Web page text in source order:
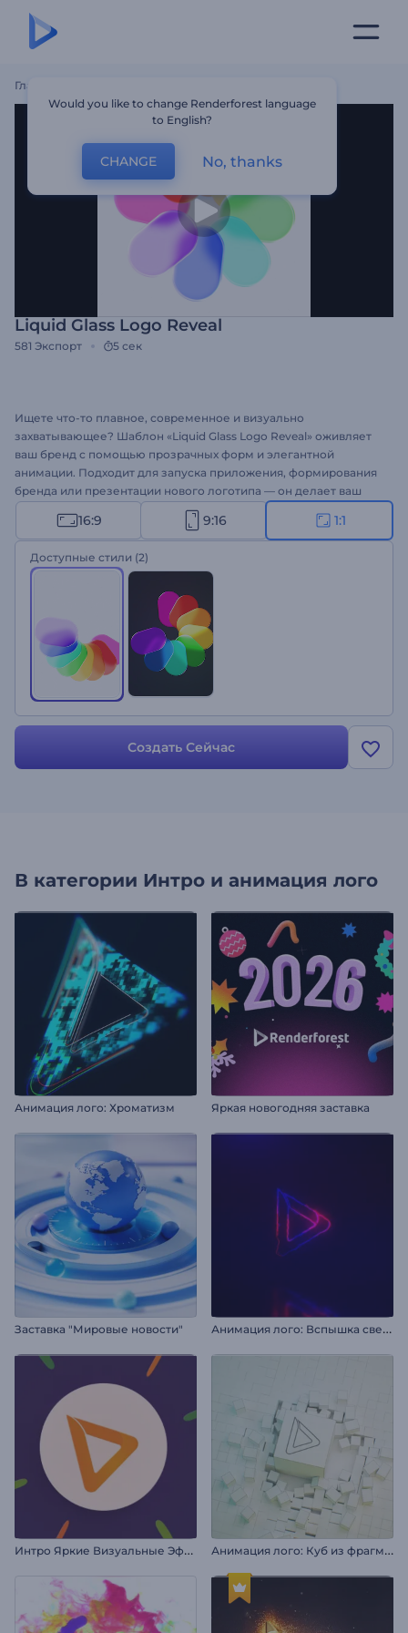
Главная
Liquid Glass Logo Reveal
581 Экспорт 5 сек
Ищете что-то плавное, современное и визуально
захватывающее? Шаблон «Liquid Glass Logo Reveal» оживляет
ваш бренд с помощью прозрачных форм и элегантной
анимации. Подходит для запуска приложения, формирования
бренда или презентации нового логотипа — он делает ваш
стиль утонченным и технологичным. Настройка проста:
загрузите логотип, добавьте слоган и выберите фоновую
музыку. Попробуйте прямо сейчас!
16:9 9:16 1:1
Доступные стили (2)
Создать Сейчас
В категории Интро и анимация лого
Анимация лого: Хроматизм Яркая новогодняя заставка
Заставка "Мировые новости" А
нимация лого: Вспышка света
И
нтро Яркие Визуальные Эффекты А
нимация лого: Куб из фрагментов
Would you like to change Renderforest language
to English?
CHANGE No, thanks